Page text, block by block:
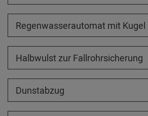
Regenwasserautomat mit Kugel
Halbwulst zur Fallrohrsicherung
Dunstabzug